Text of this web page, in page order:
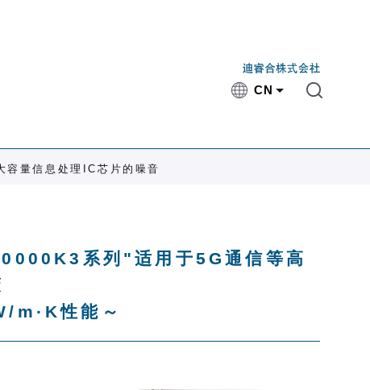
CN
量信息处理IC芯片的噪音
系列"适用于5G通信等高
m·K性能～